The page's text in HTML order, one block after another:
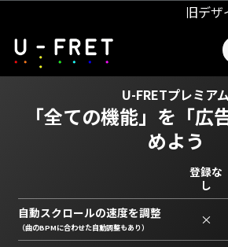
旧デザ
U-FRETプレミアム
「全ての機能」を 「
めよう
登録な
し
自動スクロールの速度を調整
（曲のBPMに合わせた自動調整もあり） ×